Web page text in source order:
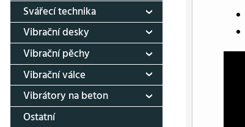
Svářecí technika
Vibrační desky
Vibrační pěchy
Vibrační válce
Vibrátory na beton
Ostatní